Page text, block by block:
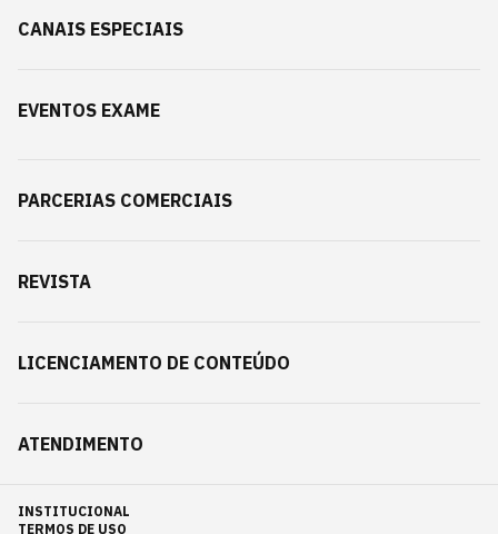
CANAIS ESPECIAIS
EVENTOS EXAME
PARCERIAS COMERCIAIS
REVISTA
LICENCIAMENTO DE CONTEÚDO
ATENDIMENTO
INSTITUCIONAL
TERMOS DE USO